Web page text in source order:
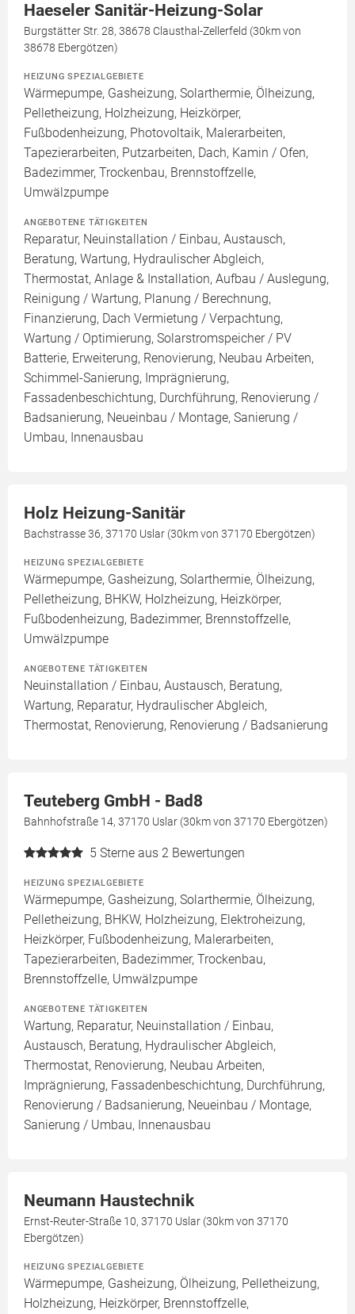
Haeseler Sanitär-Heizung-Solar
Burgstätter Str. 28, 38678 Clausthal-Zellerfeld (30km von
38678 Ebergötzen)
HEIZUNG SPEZIALGEBIETE
Wärmepumpe, Gasheizung, Solarthermie, Ölheizung,
Pelletheizung, Holzheizung, Heizkörper,
Fußbodenheizung, Photovoltaik, Malerarbeiten,
Tapezierarbeiten, Putzarbeiten, Dach, Kamin / Ofen,
Badezimmer, Trockenbau, Brennstoffzelle,
Umwälzpumpe
ANGEBOTENE TÄTIGKEITEN
Reparatur, Neuinstallation / Einbau, Austausch,
Beratung, Wartung, Hydraulischer Abgleich,
Thermostat, Anlage & Installation, Aufbau / Auslegung,
Reinigung / Wartung, Planung / Berechnung,
Finanzierung, Dach Vermietung / Verpachtung,
Wartung / Optimierung, Solarstromspeicher / PV
Batterie, Erweiterung, Renovierung, Neubau Arbeiten,
Schimmel-Sanierung, Imprägnierung,
Fassadenbeschichtung, Durchführung, Renovierung /
Badsanierung, Neueinbau / Montage, Sanierung /
Umbau, Innenausbau
Holz Heizung-Sanitär
Bachstrasse 36, 37170 Uslar (30km von 37170 Ebergötzen)
HEIZUNG SPEZIALGEBIETE
Wärmepumpe, Gasheizung, Solarthermie, Ölheizung,
Pelletheizung, BHKW, Holzheizung, Heizkörper,
Fußbodenheizung, Badezimmer, Brennstoffzelle,
Umwälzpumpe
ANGEBOTENE TÄTIGKEITEN
Neuinstallation / Einbau, Austausch, Beratung,
Wartung, Reparatur, Hydraulischer Abgleich,
Thermostat, Renovierung, Renovierung / Badsanierung
Teuteberg GmbH - Bad8
Bahnhofstraße 14, 37170 Uslar (30km von 37170 Ebergötzen)
5 Sterne aus 2 Bewertungen
HEIZUNG SPEZIALGEBIETE
Wärmepumpe, Gasheizung, Solarthermie, Ölheizung,
Pelletheizung, BHKW, Holzheizung, Elektroheizung,
Heizkörper, Fußbodenheizung, Malerarbeiten,
Tapezierarbeiten, Badezimmer, Trockenbau,
Brennstoffzelle, Umwälzpumpe
ANGEBOTENE TÄTIGKEITEN
Wartung, Reparatur, Neuinstallation / Einbau,
Austausch, Beratung, Hydraulischer Abgleich,
Thermostat, Renovierung, Neubau Arbeiten,
Imprägnierung, Fassadenbeschichtung, Durchführung,
Renovierung / Badsanierung, Neueinbau / Montage,
Sanierung / Umbau, Innenausbau
Neumann Haustechnik
Ernst-Reuter-Straße 10, 37170 Uslar (30km von 37170
Ebergötzen)
HEIZUNG SPEZIALGEBIETE
Wärmepumpe, Gasheizung, Ölheizung, Pelletheizung,
Holzheizung, Heizkörper, Brennstoffzelle,